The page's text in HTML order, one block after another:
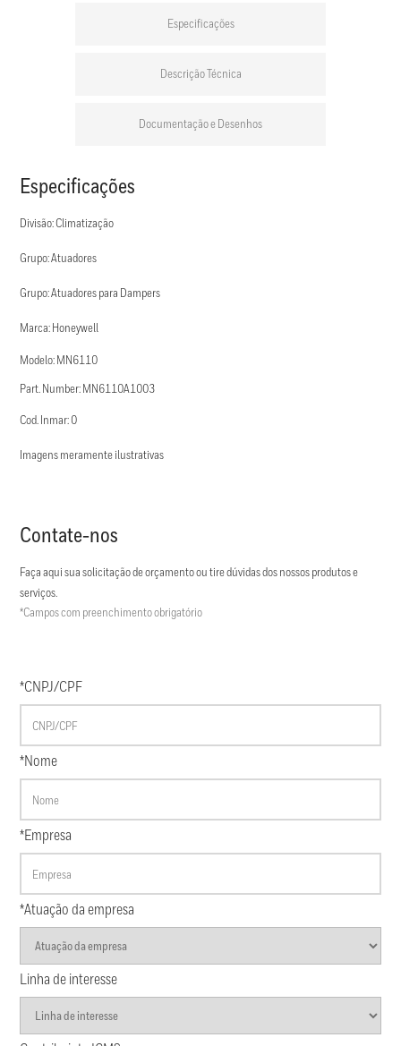
Especificações
Descrição Técnica
Documentação e Desenhos
Especificações
Divisão: Climatização
Grupo: Atuadores
Grupo: Atuadores para Dampers
Marca: Honeywell
Modelo: MN6110
Part. Number: MN6110A1003
Cod. Inmar: 0
Imagens meramente ilustrativas
Contate-nos
Faça aqui sua solicitação de orçamento ou tire dúvidas dos nossos produtos e
serviços.
*Campos com preenchimento obrigatório
*CNPJ/CPF
*Nome
*Empresa
*Atuação da empresa
Linha de interesse